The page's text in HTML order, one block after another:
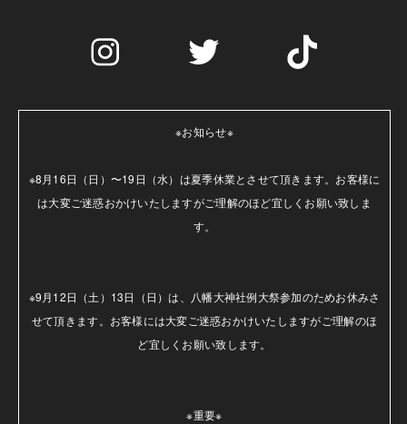
※お知らせ※
※8月16日（日）〜19日（水）は夏季休業とさせて頂きます。お客様に
は大変ご迷惑おかけいたしますがご理解のほど宜しくお願い致しま
す。
※9月12日（土）13日（日）は、八幡大神社例大祭参加のためお休みさ
せて頂きます。お客様には大変ご迷惑おかけいたしますがご理解のほ
ど宜しくお願い致します。
※重要※